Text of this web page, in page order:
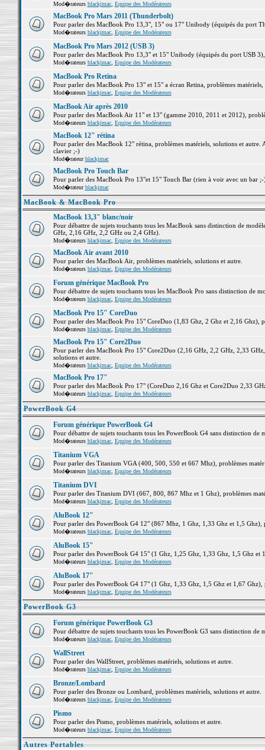
Mod�rateurs blackjmac, Equipe des Modérateurs
MacBook Pro Mars 2011 (Thunderbolt)
Pour parler des MacBook Pro 13,3", 15" ou 17" Unibody (équipés du port
Mod�rateurs blackjmac, Equipe des Modérateurs
MacBook Pro Mars 2012 (USB 3)
Pour parler des MacBook Pro 13,3" et 15" Unibody (équipés du port USB
Mod�rateurs blackjmac, Equipe des Modérateurs
MacBook Pro Retina
Pour parler des MacBook Pro 13" et 15" a écran Retina, problèmes matériels,
Mod�rateurs blackjmac, Equipe des Modérateurs
MacBook Air après 2010
Pour parler des MacBook Air 11" et 13" (gamme 2010, 2011 et 2012),
Mod�rateurs blackjmac, Equipe des Modérateurs
MacBook 12" rétina
Pour parler des MacBook 12" rétina, problèmes matériels, solutions et
clavier ;-)
Mod�rateurblackjmac
MacBook Pro Touch Bar
Pour parler des MacBook Pro 13"et 15" Touch Bar (rien à voir avec un bar
Mod�rateurblackjmac
MacBook & MacBook Pro
MacBook 13,3" blanc/noir
Pour débattre de sujets touchants tous les MacBook sans distinction de
GHz, 2,16 GHz, 2,2 GHz ou 2,4 GHz).
Mod�rateurs blackjmac, Equipe des Modérateurs
MacBook Air avant 2010
Pour parler des MacBook Air, problèmes matériels, solutions et autre.
Mod�rateurs blackjmac, Equipe des Modérateurs
Forum générique MacBook Pro
Pour débattre de sujets touchants tous les MacBook Pro sans distinction de
Mod�rateurs blackjmac, Equipe des Modérateurs
MacBook Pro 15" CoreDuo
Pour parler des MacBook Pro 15" CoreDuo (1,83 Ghz, 2 Ghz et 2,16 Ghz),
Mod�rateurs blackjmac, Equipe des Modérateurs
MacBook Pro 15" Core2Duo
Pour parler des MacBook Pro 15" Core2Duo (2,16 GHz, 2,2 GHz, 2,33
solutions et autre.
Mod�rateurs blackjmac, Equipe des Modérateurs
MacBook Pro 17"
Pour parler des MacBook Pro 17" (CoreDuo 2,16 Ghz et Core2Duo 2,33
Mod�rateurs blackjmac, Equipe des Modérateurs
PowerBook G4
Forum générique PowerBook G4
Pour débattre de sujets touchants tous les PowerBook G4 sans distinction de
Mod�rateurs blackjmac, Equipe des Modérateurs
Titanium VGA
Pour parler des Titanium VGA (400, 500, 550 et 667 Mhz), problèmes
Mod�rateurs blackjmac, Equipe des Modérateurs
Titanium DVI
Pour parler des Titanium DVI (667, 800, 867 Mhz et 1 Ghz), problèmes
Mod�rateurs blackjmac, Equipe des Modérateurs
AluBook 12"
Pour parler des PowerBook G4 12" (867 Mhz, 1 Ghz, 1,33 Ghz et 1,5 Ghz),
Mod�rateurs blackjmac, Equipe des Modérateurs
AluBook 15"
Pour parler des PowerBook G4 15" (1 Ghz, 1,25 Ghz, 1,33 Ghz, 1,5 Ghz et
Mod�rateurs blackjmac, Equipe des Modérateurs
AluBook 17"
Pour parler des PowerBook G4 17" (1 Ghz, 1,33 Ghz, 1,5 Ghz et 1,67 Ghz),
Mod�rateurs blackjmac, Equipe des Modérateurs
PowerBook G3
Forum générique PowerBook G3
Pour débattre de sujets touchants tous les PowerBook G3 sans distinction de
Mod�rateurs blackjmac, Equipe des Modérateurs
WallStreet
Pour parler des WallStreet, problèmes matériels, solutions et autre.
Mod�rateurs blackjmac, Equipe des Modérateurs
Bronze/Lombard
Pour parler des Bronze ou Lombard, problèmes matériels, solutions et autre.
Mod�rateurs blackjmac, Equipe des Modérateurs
Pismo
Pour parler des Pismo, problèmes matériels, solutions et autre.
Mod�rateurs blackjmac, Equipe des Modérateurs
Autres Portables